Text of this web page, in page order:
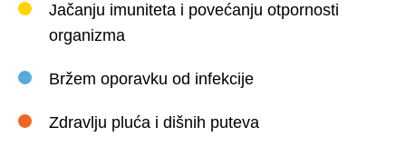
Jačanju imuniteta i povećanju otpornosti
organizma
Bržem oporavku od infekcije
Zdravlju pluća i dišnih puteva